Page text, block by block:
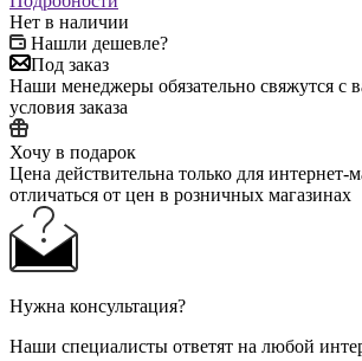
Нет в наличии
Нашли дешевле?
Под заказ
Наши менеджеры обязательно свяжутся с
условия заказа
Хочу в подарок
Цена действительна только для интернет-
отличаться от цен в розничных магазинах
Нужна консультация?
Наши специалисты ответят на любой